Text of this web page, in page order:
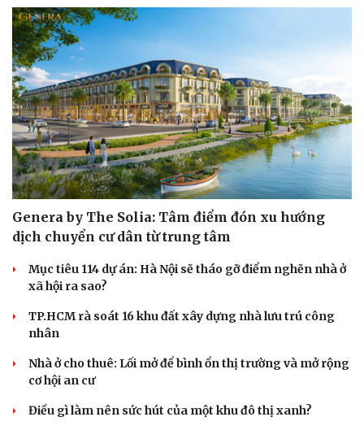
Genera by The Solia: Tâm điểm đón xu hướng
dịch chuyển cư dân từ trung tâm
Mục tiêu 114 dự án: Hà Nội sẽ tháo gỡ điểm nghẽn nhà ở
xã hội ra sao?
TP.HCM rà soát 16 khu đất xây dựng nhà lưu trú công
nhân
Nhà ở cho thuê: Lối mở để bình ổn thị trường và mở rộng
cơ hội an cư
Điều gì làm nên sức hút của một khu đô thị xanh?